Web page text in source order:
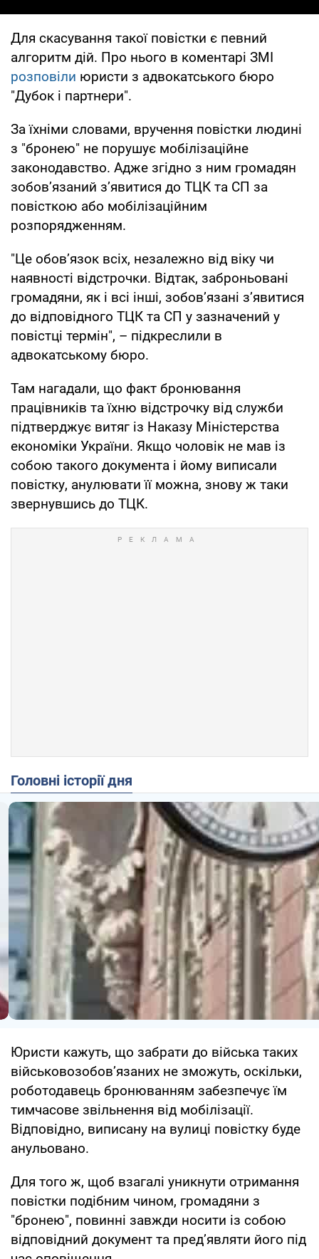
Для скасування такої повістки є певний
алгоритм дій. Про нього в коментарі ЗМІ
розповіли юристи з адвокатського бюро
"Дубок і партнери".
За їхніми словами, вручення повістки людині
з "бронею" не порушує мобілізаційне
законодавство. Адже згідно з ним громадян
зобов’язаний з’явитися до ТЦК та СП за
повісткою або мобілізаційним
розпорядженням.
"Це обов’язок всіх, незалежно від віку чи
наявності відстрочки. Відтак, заброньовані
громадяни, як і всі інші, зобов’язані з’явитися
до відповідного ТЦК та СП у зазначений у
повістці термін", – підкреслили в
адвокатському бюро.
Там нагадали, що факт бронювання
працівників та їхню відстрочку від служби
підтверджує витяг із Наказу Міністерства
економіки України. Якщо чоловік не мав із
собою такого документа і йому виписали
повістку, анулювати її можна, знову ж таки
звернувшись до ТЦК.
Головні історії дня
Юристи кажуть, що забрати до війська таких
військовозобов’язаних не зможуть, оскільки,
роботодавець бронюванням забезпечує їм
тимчасове звільнення від мобілізації.
Відповідно, виписану на вулиці повістку буде
анульовано.
Для того ж, щоб взагалі уникнути отримання
повістки подібним чином, громадяни з
"бронею", повинні завжди носити із собою
відповідний документ та пред’являти його під